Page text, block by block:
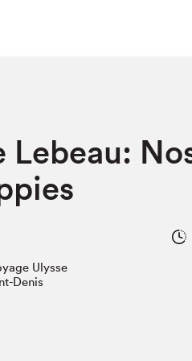
Québec
Programmation
Lebeau:
Ulysse
Denis